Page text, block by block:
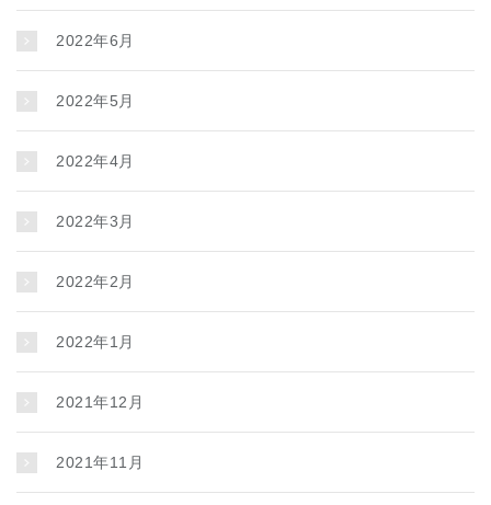
2022年6月
2022年5月
2022年4月
2022年3月
2022年2月
2022年1月
2021年12月
2021年11月